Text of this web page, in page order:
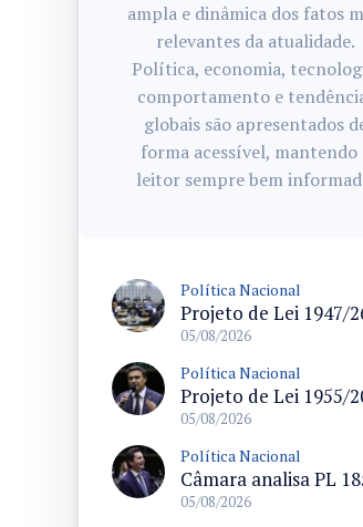
ampla e dinâmica dos fatos
relevantes da atualidade.
Política, economia,
comportamento e
globais são apresentados
forma acessível, mantendo
leitor sempre bem
Política Nacional
05/08/2026
Política Nacional
05/08/2026
Política Nacional
05/08/2026